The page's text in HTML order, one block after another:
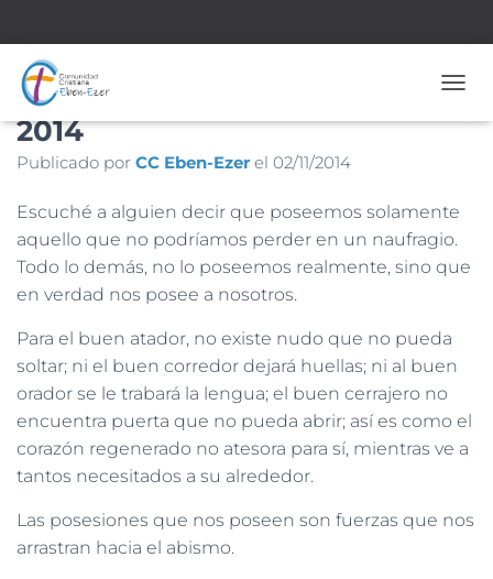
Nº 1583– 2 de Noviembre de
2014
Publicado por CC Eben-Ezer el 02/11/2014
Escuché a alguien decir que poseemos solamente
aquello que no podríamos perder en un naufragio.
Todo lo demás, no lo poseemos realmente, sino que
en verdad nos posee a nosotros.
Para el buen atador, no existe nudo que no pueda
soltar; ni el buen corredor dejará huellas; ni al buen
orador se le trabará la lengua; el buen cerrajero no
encuentra puerta que no pueda abrir; así es como el
corazón regenerado no atesora para sí, mientras ve a
tantos necesitados a su alrededor.
Las posesiones que nos poseen son fuerzas que nos
arrastran hacia el abismo.